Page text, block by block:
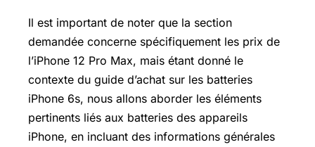
Il est important de noter que la section
demandée concerne spécifiquement les prix de
l’iPhone 12 Pro Max, mais étant donné le
contexte du guide d’achat sur les batteries
iPhone 6s, nous allons aborder les éléments
pertinents liés aux batteries des appareils
iPhone, en incluant des informations générales